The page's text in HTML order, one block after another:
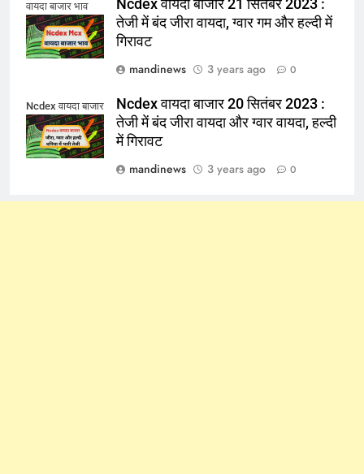
वायदा बाजार भाव
Ncdex वायदा बाजार 21 सितंबर 2023 :
तेजी में बंद जीरा वायदा, ग्वार गम और हल्दी में
गिरावट
mandinews
3 years ago 0
Ncdex वायदा बाजार
Ncdex वायदा बाजार 20 सितंबर 2023 :
तेजी में बंद जीरा वायदा और ग्वार वायदा, हल्दी
में गिरावट
mandinews
3 years ago 0